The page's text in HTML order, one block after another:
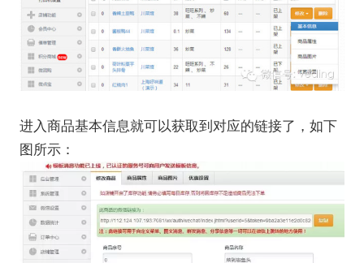
进入商品基本信息就可以获取到对应的链接了，如下
图所示：